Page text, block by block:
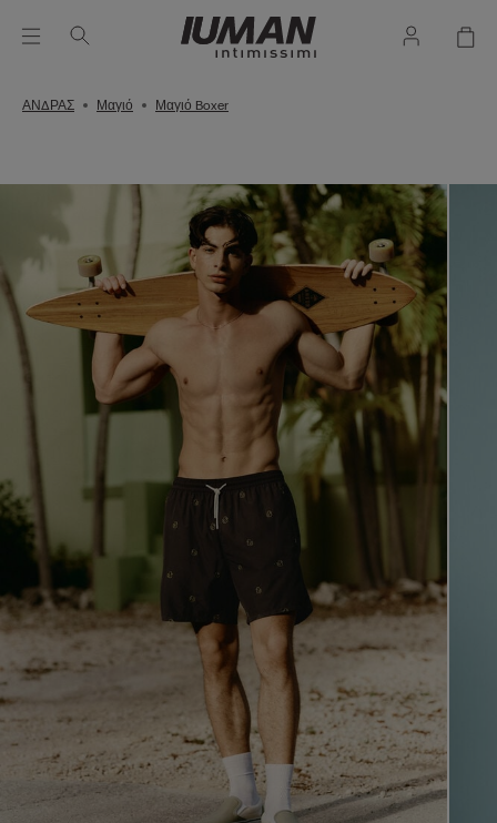
ΑΝΔΡΑΣ Μαγιό Μαγιό Boxer